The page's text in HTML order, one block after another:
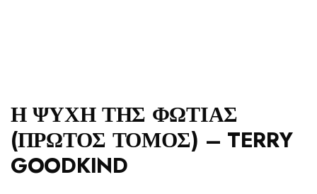
Η ΨΥΧΗ ΤΗΣ ΦΩΤΙΑΣ
(ΠΡΩΤΟΣ ΤΟΜΟΣ) – TERRY
GOODKIND